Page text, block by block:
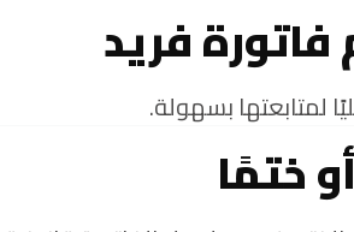
فريد
لمتابعتها بسهولة.
ختمًا